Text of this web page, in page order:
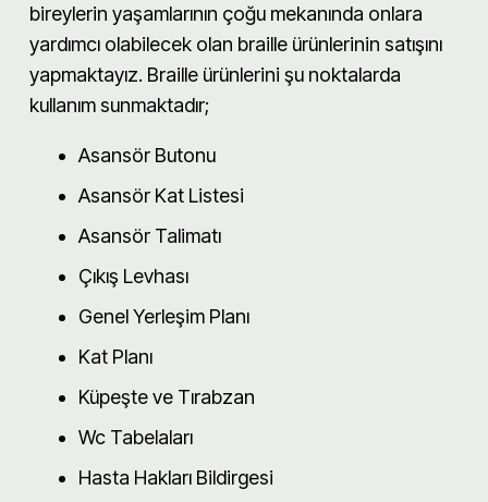
bireylerin yaşamlarının çoğu mekanında onlara
yardımcı olabilecek olan braille ürünlerinin satışını
yapmaktayız. Braille ürünlerini şu noktalarda
kullanım sunmaktadır;
Asansör Butonu
Asansör Kat Listesi
Asansör Talimatı
Çıkış Levhası
Genel Yerleşim Planı
Kat Planı
Küpeşte ve Tırabzan
Wc Tabelaları
Hasta Hakları Bildirgesi